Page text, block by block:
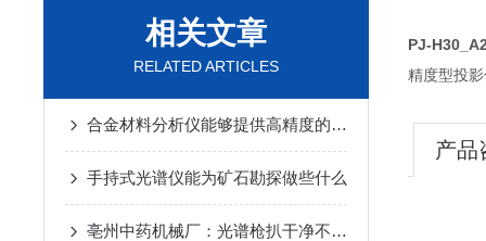
相关文章
RELATED ARTICLES
合金材料分析仪能够提供高精度的元素分析结果
手持式光谱仪能为矿石勘探做些什么
亳州中药机械厂：光谱枪扒干净不锈钢药机的“材质猫腻”
PJ-
精度型投
产品